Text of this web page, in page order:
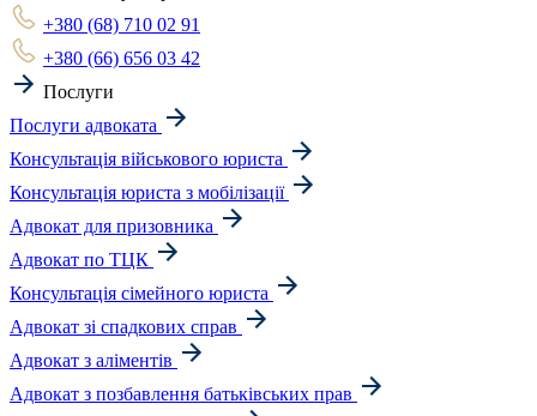
+380 (68) 710 02 91
+380 (66) 656 03 42
Послуги
Послуги адвоката
Консультація військового юриста
Консультація юриста з мобілізації
Адвокат для призовника
Адвокат по ТЦК
Консультація сімейного юриста
Адвокат зі спадкових справ
Адвокат з аліментів
Адвокат з позбавлення батьківських прав